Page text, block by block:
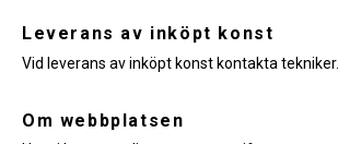
Leverans av inköpt konst
Vid leverans av inköpt konst kontakta tekniker.
Om webbplatsen